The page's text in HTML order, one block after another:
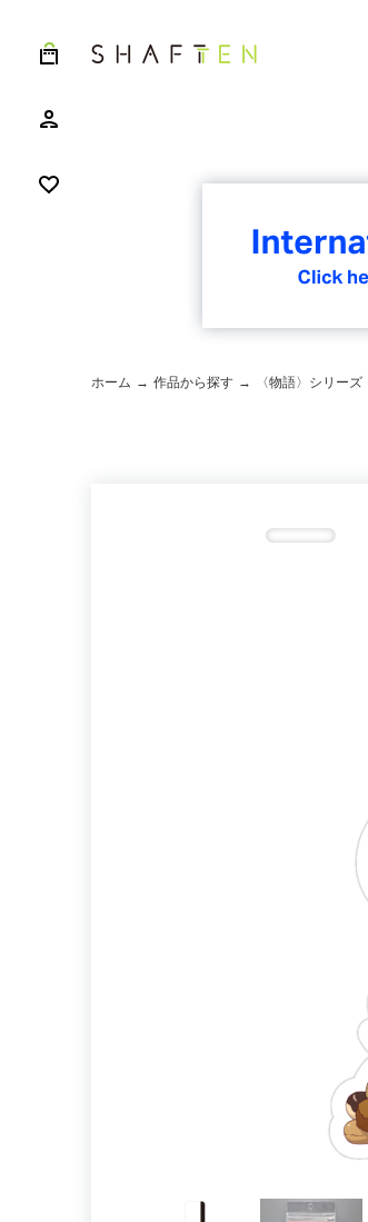
ホーム → 作品から探す → 〈物語〉シリーズ